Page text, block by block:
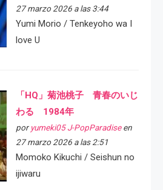
27 marzo 2026 a las 3:44
Yumi Morio / Tenkeyoho wa I
love U
「HQ」菊池桃子 青春のいじ
わる 1984年
por yumeki05 J-PopParadiseen
27 marzo 2026 a las 2:51
Momoko Kikuchi / Seishun no
ijiwaru